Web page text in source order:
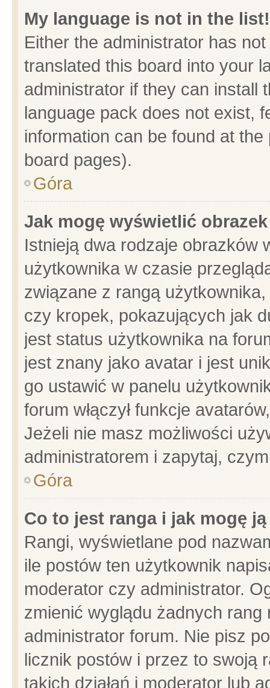
My language is not in the list!
Either the administrator has
translated this board into your
administrator if they can install
language pack does not exist,
information can be found at
board pages).
Góra
Jak mogę wyświetlić
Istnieją dwa rodzaje obrazków
użytkownika w czasie
związane z rangą
czy kropek, pokazujących jak
jest status użytkownika na
jest znany jako avatar i jest
go ustawić w panelu
forum włączył funkcje
Jeżeli nie masz możliwości
administratorem i zapytaj,
Góra
Co to jest ranga i jak mogę
Rangi, wyświetlane pod
ile postów ten użytkownik
moderator czy administrator.
zmienić wyglądu żadnych
administrator forum. Nie pisz
licznik postów i przez to swoją
takich działań i moderator lub